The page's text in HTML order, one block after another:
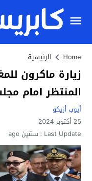
Home الرئيسية
زيارة ماكرون
المنتظر امام
أيوب أزيكو
25 أكتوبر 2024
Last Update : سنتين ago